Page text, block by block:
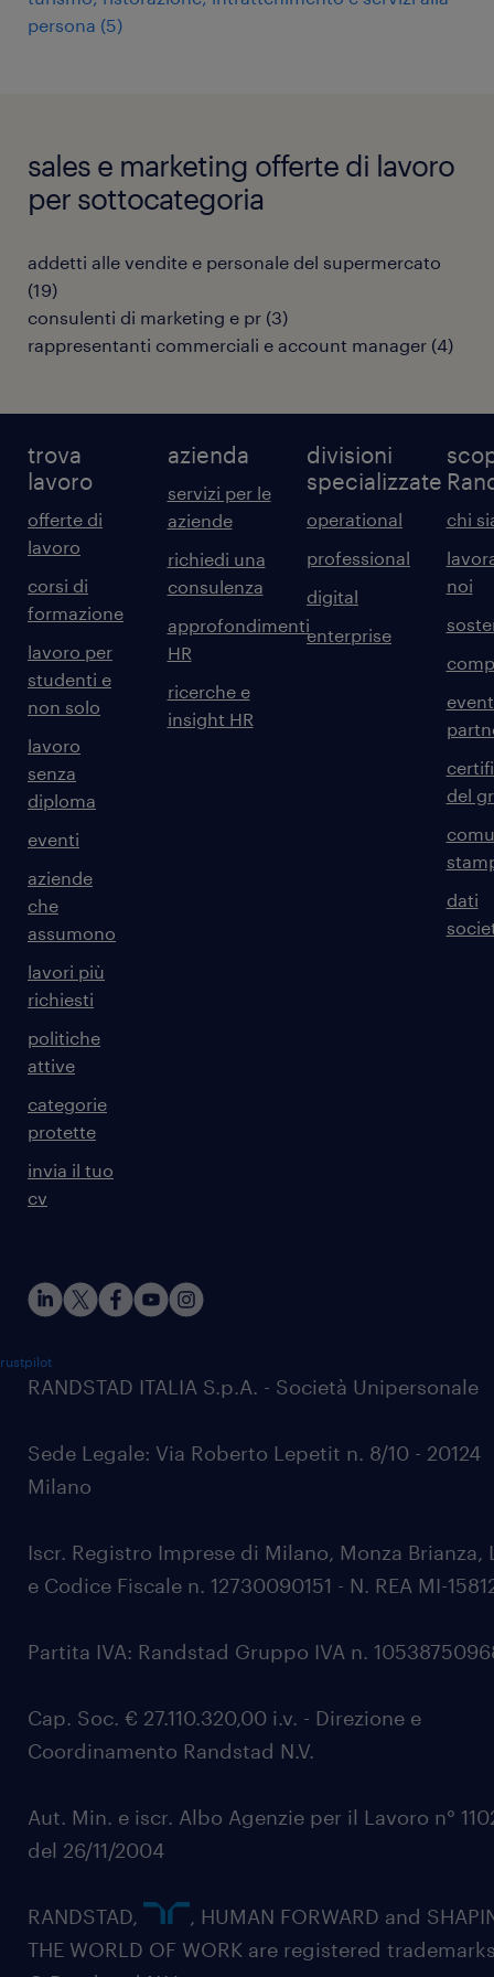
persona (5)
sales e marketing offerte di lavoro
per sottocategoria
addetti alle vendite e personale del supermercato
(19)
consulenti di marketing e pr (3)
rappresentanti commerciali e account manager (4)
trova
lavoro
offerte di
lavoro
corsi di
formazione
lavoro per
studenti e
non solo
lavoro
senza
diploma
eventi
aziende
che
assumono
lavori più
richiesti
politiche
attive
categorie
protette
invia il tuo
cv
azienda
servizi per le
aziende
richiedi una
consulenza
approfondimenti
HR
ricerche e
insight HR
divisioni
specializzate
operational
professional
digital
enterprise
chi
noi
del
dati
RANDSTAD ITALIA S.p.A. - Società Unipersonale
Sede Legale: Via Roberto Lepetit n. 8/10 - 20124
Milano
Iscr. Registro Imprese di Milano, Monza Brianza,
e Codice Fiscale n. 12730090151 - N. REA MI-
Partita IVA: Randstad Gruppo IVA n.
Cap. Soc. € 27.110.320,00 i.v. - Direzione e
Coordinamento Randstad N.V.
Aut. Min. e iscr. Albo Agenzie per il Lavoro n°
del 26/11/2004
RANDSTAD,
, HUMAN FORWARD and
THE WORLD OF WORK are registered